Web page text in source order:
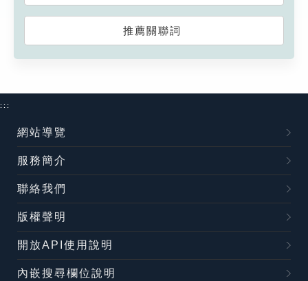
推薦關聯詞
:::
網站導覽
服務簡介
聯絡我們
版權聲明
開放API使用說明
內嵌搜尋欄位說明